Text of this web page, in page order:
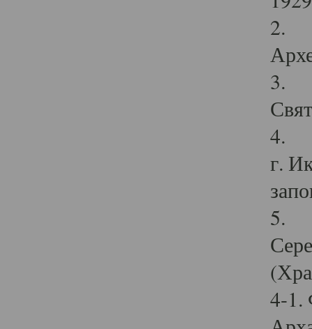
2.
3.
4.
г.
5.
4-1.